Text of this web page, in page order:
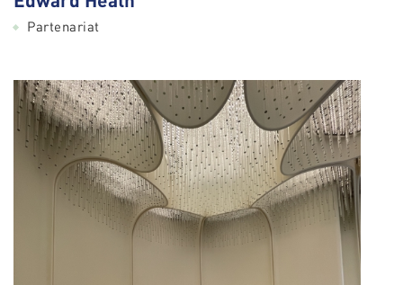
Partenariat